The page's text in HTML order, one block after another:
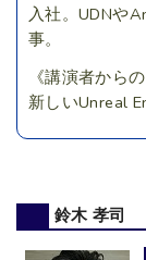
入社。UDNや
事。
《講演者から
新しいUnreal
鈴木 孝司